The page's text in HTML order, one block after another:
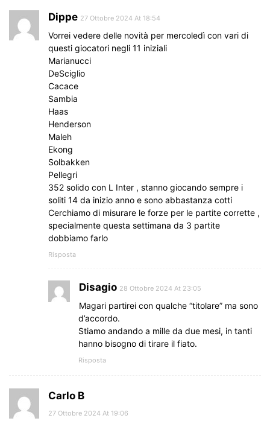
Dippe 27 Ottobre 2024 At 18:54
Vorrei vedere delle novità per mercoledì con vari di
questi giocatori negli 11 iniziali
Marianucci
DeSciglio
Cacace
Sambia
Haas
Henderson
Maleh
Ekong
Solbakken
Pellegri
352 solido con L Inter , stanno giocando sempre i
soliti 14 da inizio anno e sono abbastanza cotti
Cerchiamo di misurare le forze per le partite corrette ,
specialmente questa settimana da 3 partite
dobbiamo farlo
Risposta
Disagio 28 Ottobre 2024 At 23:05
Magari partirei con qualche “titolare” ma sono
d’accordo.
Stiamo andando a mille da due mesi, in tanti
hanno bisogno di tirare il fiato.
Risposta
Carlo B
27 Ottobre 2024 At 19:06